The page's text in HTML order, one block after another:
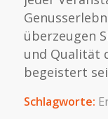
überzeugen
und Qualität
begeistert
Schlagworte: